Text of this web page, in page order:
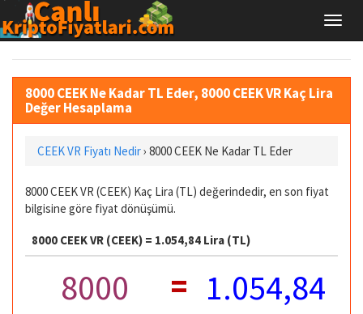
8000 CEEK Ne Kadar TL Eder, 8000 CEEK VR Kaç Lira
Değer Hesaplama
CEEK VR Fiyatı Nedir› 8000 CEEK Ne Kadar TL Eder
8000 CEEK VR (CEEK) Kaç Lira (TL) değerindedir, en son fiyat
bilgisine göre fiyat dönüşümü.
8000 CEEK VR (CEEK) = 1.054,84 Lira (TL)
8000
= 1.054,84